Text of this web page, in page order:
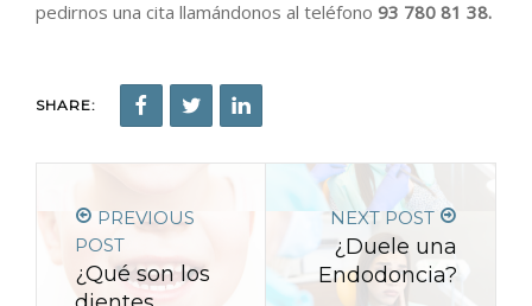
pedirnos una cita llamándonos al teléfono 93 780 81 38.
SHARE:
PREVIOUS
POST
¿Qué son los
NEXT POST
¿Duele una
Endodoncia?